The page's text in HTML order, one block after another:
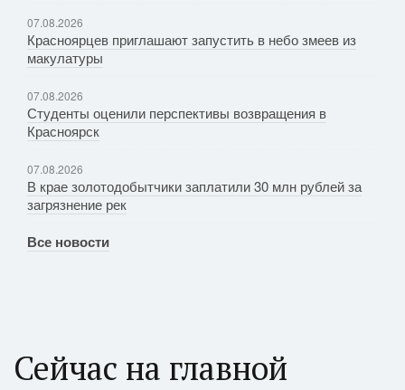
07.08.2026
Красноярцев приглашают запустить в небо змеев из
макулатуры
07.08.2026
Студенты оценили перспективы возвращения в
Красноярск
07.08.2026
В крае золотодобытчики заплатили 30 млн рублей за
загрязнение рек
Все новости
Сейчас на главной